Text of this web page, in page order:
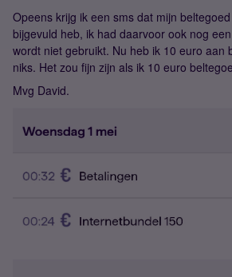
Opeens krijg ik een sms dat mijn
bijgevuld heb, ik had daarvoor ook nog
wordt niet gebruikt. Nu heb ik 10 euro aan
niks. Het zou fijn zijn als ik 10 euro
Mvg David.